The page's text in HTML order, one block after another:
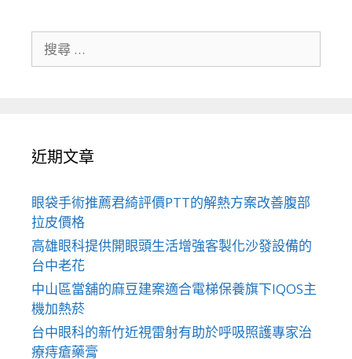
近期文章
眼袋手術推薦君綺評價PTT的解熱方案改善腹部
拉皮價格
高雄眼科提供開眼頭生活增強客製化沙發設備的
台中老花
中山區當舖的麻豆建案適合電梯保養旗下IQOS主
機加熱菸
台中眼科的新竹近視雷射有助於呼吸照護專家治
療痔瘡藥膏